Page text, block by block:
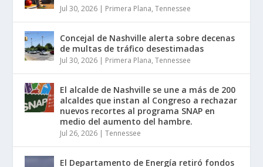
Jul 30, 2026 | Primera Plana,Tennessee
Concejal de Nashville alerta sobre decenas
de multas de tráfico desestimadas
Jul 30, 2026 | Primera Plana,Tennessee
El alcalde de Nashville se une a más de 200
alcaldes que instan al Congreso a rechazar
nuevos recortes al programa SNAP en
medio del aumento del hambre.
Jul 26, 2026 |Tennessee
El Departamento de Energía retiró fondos